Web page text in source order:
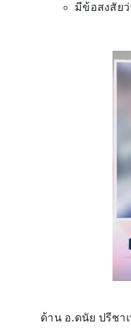
มีข้อสงสัย
ด้าน อ.ดนัย ปรีชา